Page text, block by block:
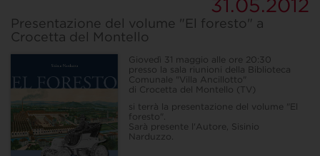
31.05.2012
Presentazione del volume "El foresto" a
Crocetta del Montello
Giovedì 31 maggio alle ore 20:30
presso la sala riunioni della Biblioteca
Comunale "Villa Ancillotto"
di Crocetta del Montello (TV)
si terrà la presentazione del volume "El
foresto".
Sarà presente l'Autore, Sisinio
Narduzzo.